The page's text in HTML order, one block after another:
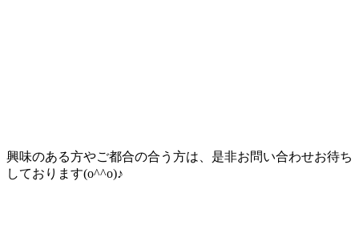
興味のある方やご都合の合う方は、是非お問い合わせお待ち
しております(o^^o)♪